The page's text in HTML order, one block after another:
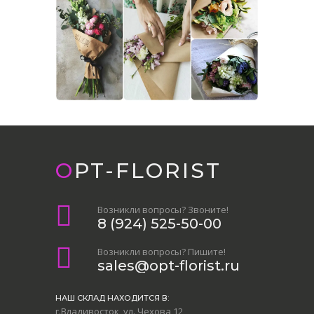
OPT-FLORIST
Возникли вопросы? Звоните!
8 (924) 525-50-00
Возникли вопросы? Пишите!
sales@opt-florist.ru
НАШ СКЛАД НАХОДИТСЯ В:
г.Владивосток, ул. Чехова 12